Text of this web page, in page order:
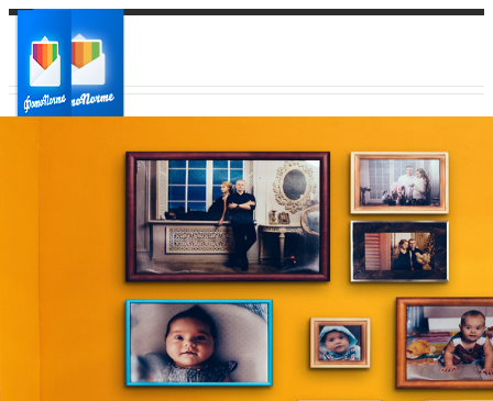
Ваш регион доставки
Выберите из списка: